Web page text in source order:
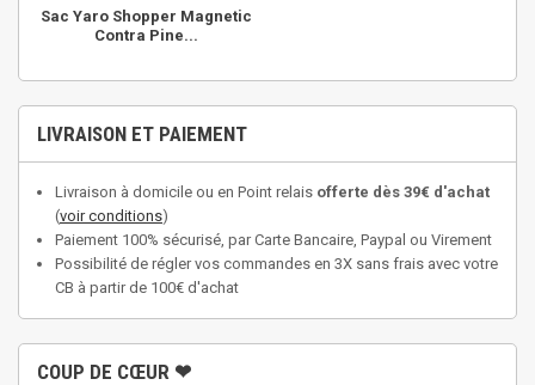
Sac Yaro Shopper Magnetic
Contra Pine...
LIVRAISON ET PAIEMENT
Livraison à domicile ou en Point relais offerte dès 39€ d'achat
(voir conditions)
Paiement 100% sécurisé, par Carte Bancaire, Paypal ou Virement
Possibilité de régler vos commandes en 3X sans frais avec votre
CB à partir de 100€ d'achat
COUP DE CŒUR ❤